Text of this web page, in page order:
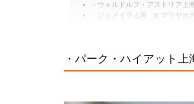
・ウォルドルフ・アストリア
・ジュメイラ上海 ヒマラヤホ
・パーク・ハイアット上